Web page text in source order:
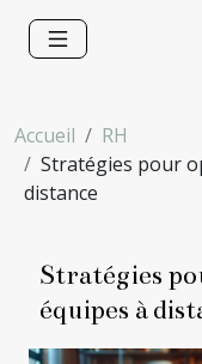
Accueil
RH
Stratégies pour
distance
Stratégies
équipes à